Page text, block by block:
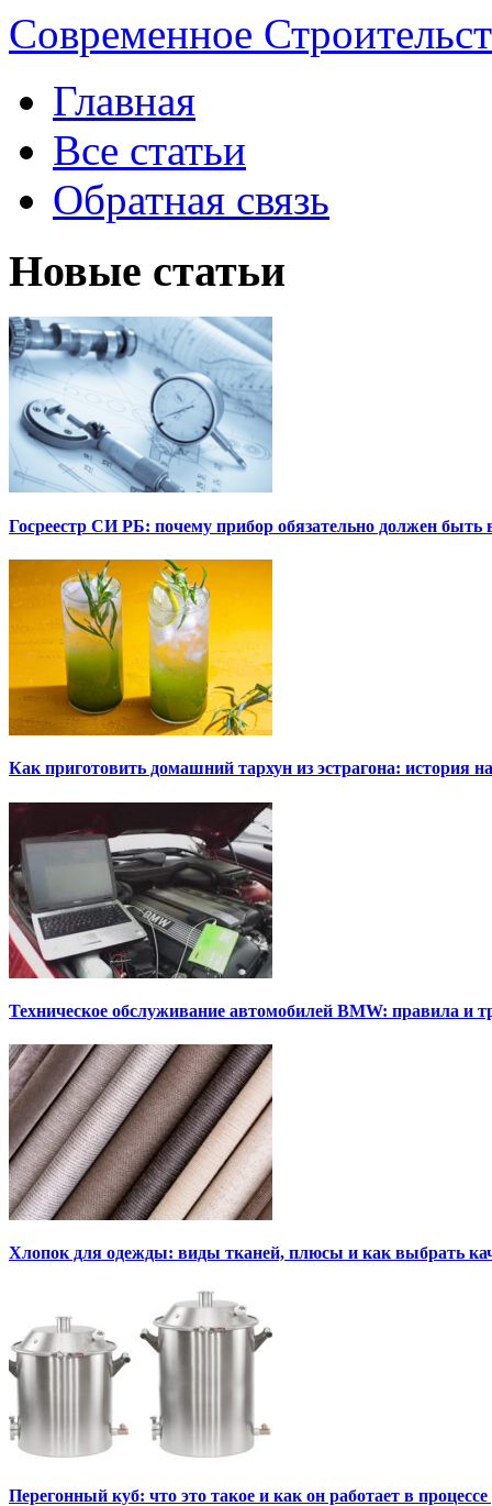
Современное
Главная
Все статьи
Обратная связь
Новые статьи
Госреестр СИ РБ: почему прибор обязательно должен быть
Как приготовить домашний тархун из эстрагона: история
Техническое обслуживание автомобилей BMW: правила и
Хлопок для одежды: виды тканей, плюсы и как выбрать
Перегонный куб: что это такое и как он работает в